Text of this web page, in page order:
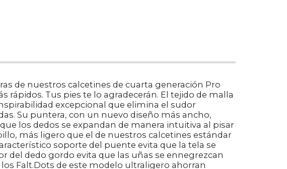
de nuestros calcetines de cuarta generación Pro
Tus pies te lo agradecerán. El tejido de malla
excepcional que elimina el sudor
Su puntera, con un nuevo diseño más ancho,
los dedos se expandan de manera intuitiva al pisar
más ligero que el de nuestros calcetines estándar
soporte del puente evita que la tela se
del dedo gordo evita que las uñas se ennegrezcan
Falt.Dots de este modelo ultraligero ahorran